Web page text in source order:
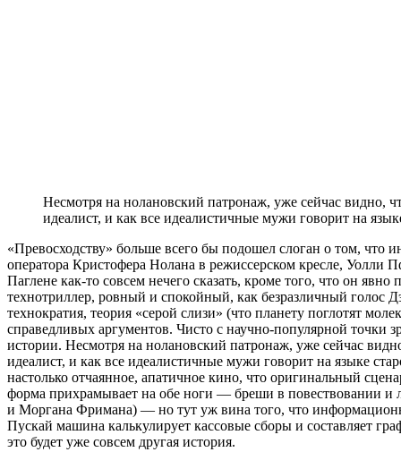
Несмотря на нолановский патронаж, уже сейчас видно,
идеалист, и как все идеалистичные мужи говорит на
«Превосходству» больше всего бы подошел слоган о том, что
оператора Кристофера Нолана в режиссерском кресле,
Паглене как-то совсем нечего сказать, кроме того, что он
технотриллер, ровный и спокойный, как безразличный голос
технократия, теория «серой слизи» (что планету поглотят
справедливых аргументов. Чисто с научно-популярной точки
истории. Несмотря на нолановский патронаж, уже сейчас
идеалист, и как все идеалистичные мужи говорит на языке
настолько отчаянное, апатичное кино, что оригинальный
форма прихрамывает на обе ноги — бреши в повествовании и
и Моргана Фримана) — но тут уж вина того, что
Пускай машина калькулирует кассовые сборы и составляет
это будет уже совсем другая история.